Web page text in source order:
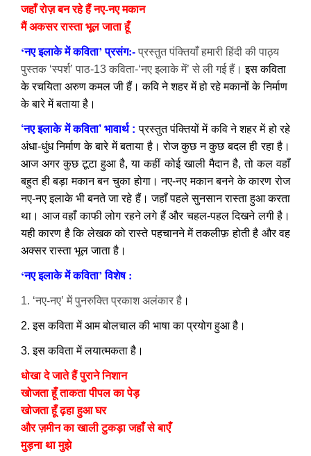
जहाँ रोज़ बन रहे हैं नए-नए मकान
मैं अकसर रास्ता भूल जाता हूँ
‘नए इलाके में कविता’ प्रसंग:- प्रस्तुत पंक्तियाँ हमारी हिंदी की पाठ्य
पुस्तक ‘स्पर्श’ पाठ-13 कविता-‘नए इलाके में’ से ली गई हैं ।इस कविता
के रचयिता अरुण कमल जी हैं। कवि ने शहर में हो रहे मकानों के निर्माण
के बारे में बताया है ।
‘नए इलाके में कविता’ भावार्थ :प्रस्तुत पंक्तियों में कवि ने शहर में हो रहे
अंधा-धुंध निर्माण के बारे में बताया है। रोज कुछ न कुछ बदल ही रहा है।
आज अगर कुछ टूटा हुआ है, या कहीं कोई खाली मैदान है, तो कल वहाँ
बहुत ही बड़ा मकान बन चुका होगा। नए-नए मकान बनने के कारण रोज
नए-नए इलाके भी बनते जा रहे हैं। जहाँ पहले सुनसान रास्ता हुआ करता
था। आज वहाँ काफी लोग रहने लगे हैं और चहल-पहल दिखने लगी है।
यही कारण है कि लेखक को रास्ते पहचानने में तकलीफ़ होती है और वह
अक्सर रास्ता भूल जाता है।
‘नए इलाके में कविता’ विशेष :
1. ‘नए-नए’ में पुनरुक्ति प्रकाश अलंकार है ।
2. इस कविता में आम बोलचाल की भाषा का प्रयोग हुआ है।
3. इस कविता में लयात्मकता है।
धोखा दे जाते हैं पुराने निशान
खोजता हूँ ताकता पीपल का पेड़
खोजता हूँ ढ़हा हुआ घर
और ज़मीन का खाली टुकड़ा जहाँ से बाएँ
मुड़ना था मुझे